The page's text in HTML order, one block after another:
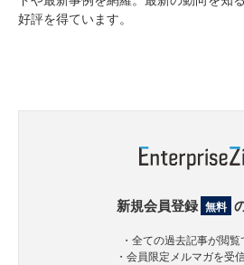
好評を得ています。
新規会員登録 無料
・全ての過去記事が閲
・会員限定メルマガを受